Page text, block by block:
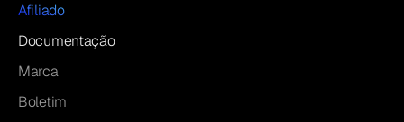
Afiliado
Documentação
Marca
Boletim